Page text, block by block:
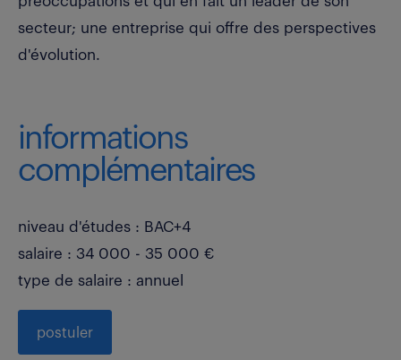
secteur; une entreprise qui offre des perspectives
d'évolution.
informations
complémentaires
niveau d'études : BAC+4
salaire : 34 000 - 35 000 €
type de salaire : annuel
postuler